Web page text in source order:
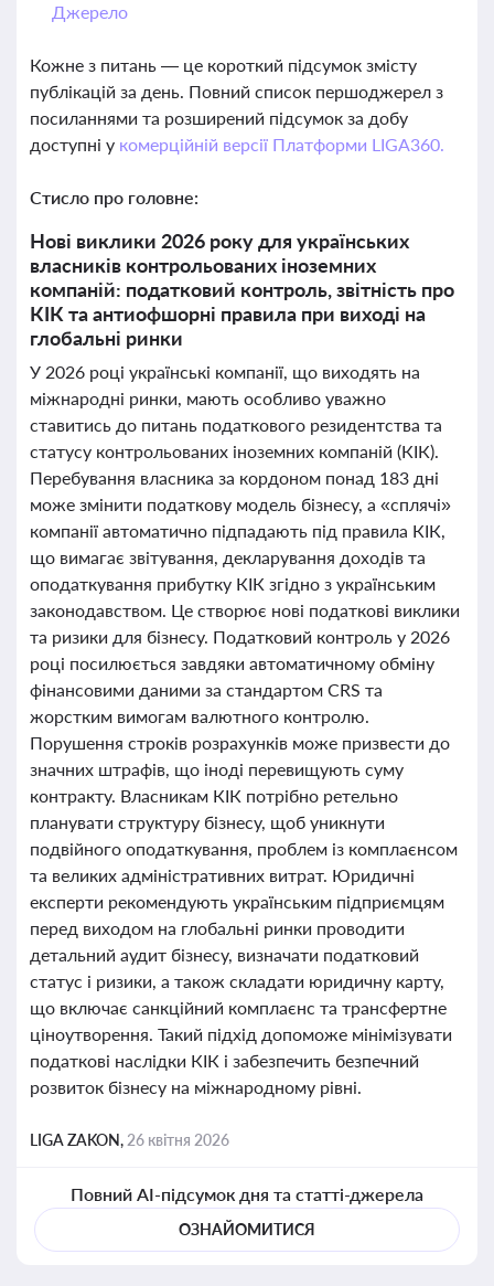
Джерело
Кожне з питань — це короткий підсумок змісту
публікацій за день. Повний список першоджерел з
посиланнями та розширений підсумок за добу
доступні у комерційній версії Платформи LIGA360.
Стисло про головне:
Нові виклики 2026 року для українських
власників контрольованих іноземних
компаній: податковий контроль, звітність про
КІК та антиофшорні правила при виході на
глобальні ринки
У 2026 році українські компанії, що виходять на
міжнародні ринки, мають особливо уважно
ставитись до питань податкового резидентства та
статусу контрольованих іноземних компаній (КІК).
Перебування власника за кордоном понад 183 дні
може змінити податкову модель бізнесу, а «сплячі»
компанії автоматично підпадають під правила КІК,
що вимагає звітування, декларування доходів та
оподаткування прибутку КІК згідно з українським
законодавством. Це створює нові податкові виклики
та ризики для бізнесу. Податковий контроль у 2026
році посилюється завдяки автоматичному обміну
фінансовими даними за стандартом CRS та
жорстким вимогам валютного контролю.
Порушення строків розрахунків може призвести до
значних штрафів, що іноді перевищують суму
контракту. Власникам КІК потрібно ретельно
планувати структуру бізнесу, щоб уникнути
подвійного оподаткування, проблем із комплаєнсом
та великих адміністративних витрат. Юридичні
експерти рекомендують українським підприємцям
перед виходом на глобальні ринки проводити
детальний аудит бізнесу, визначати податковий
статус і ризики, а також складати юридичну карту,
що включає санкційний комплаєнс та трансфертне
ціноутворення. Такий підхід допоможе мінімізувати
податкові наслідки КІК і забезпечить безпечний
розвиток бізнесу на міжнародному рівні.
LIGA ZAKON, 26 квітня 2026
Повний AI-підсумок дня та статті-джерела
ОЗНАЙОМИТИСЯ